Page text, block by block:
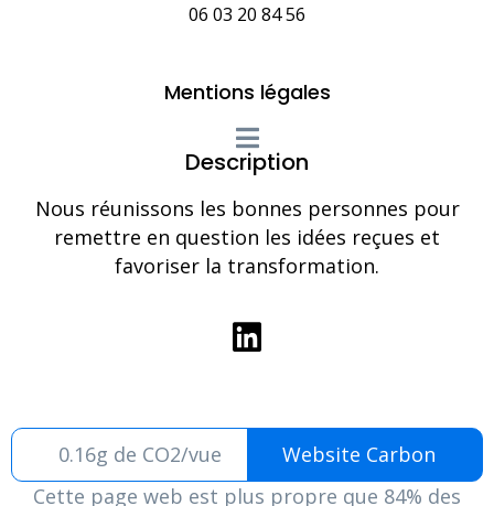
06 03 20 84 56
Mentions légales
Description
Nous réunissons les bonnes personnes pour
remettre en question les idées reçues et
favoriser la transformation.
0.16g de CO2/vue
Website Carbon
Cette page web est plus propre que 84% des